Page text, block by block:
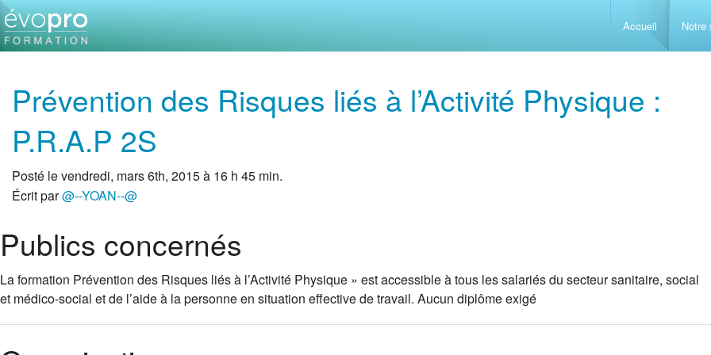
Accueil Notre
Accueillir
Analyse
Initiation à
Les
L’enfant de
Prévention des Risques liés à l’Activité Physique :
P.R.A.P 2S
Posté le vendredi, mars 6th, 2015 à 16 h 45 min.
Écrit par@--YOAN--@
Publics concernés
La formation Prévention des Risques liés à l’Activité Physique » est accessible à tous les salariés du secteur sanitaire, social
et médico-social et de l’aide à la personne en situation effective de travail. Aucun diplôme exigé